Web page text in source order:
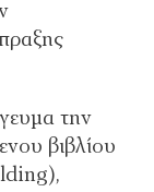
την
βιβλίου